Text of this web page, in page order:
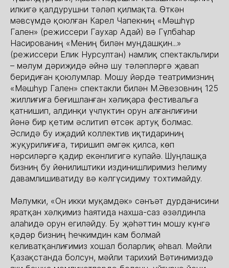
илкигә қалдурушни тәләп қилмақта. Өткән
мәвсүмдә қоюлған Карел Чапекниң «Мәшһүр
Гален» (режиссери Гаухар Адай) вә Гүлбаһар
Насированиң «Мениң билән муңдашқин...»
(режиссери Елик Нурсултан) намлиқ спектакльлири
– мәлум дәриҗидә әйнә шу тәләпләргә җавап
беридиған қоюлумлар. Мошу йәрдә театримизниң
«Мәшһур Гален» спектакли билән М.Әвезовниң 125
жиллиғиға беғишланған хәлиқара фестивальға
қатнишип, алдинқи үчлүктин орун алғанлиғини
йәнә бир қетим әслитип өтсәк артуқ болмас.
Әслидә бу иҗадий коллектив иқтидариниң
жуқурилиғиға, тиришип әмгәк қилса, көп
нәрсиләргә қадир екәнлигигә купайә. Шуңлашқа
бизниң бу йөнилиштики издинишлиримиз һелиму
давамлишиватиду вә кәлгүсидиму тохтимайду.
Мәлумки, «Он икки муқамдәк» сәнъәт дурданисини
яратқан хәлқимиз һаятида нахша-саз әзәлдинла
алаһидә орун егиләйду. Бу җәһәттин мошу күнгә
қәдәр бизниң һечкимдин кам болмай
келиватқанлиғимиз хошал боларлиқ әһвал. Мәйли
Қазақстанда болсун, мәйли тарихий Вәтинимиздә